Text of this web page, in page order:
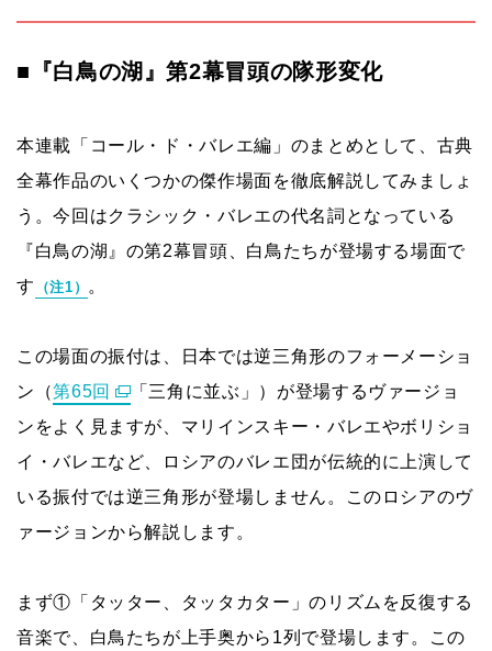
■『白鳥の湖』第2幕冒頭の隊形変化
本連載「コール・ド・バレエ編」のまとめとして、古典
全幕作品のいくつかの傑作場面を徹底解説してみましょ
う。今回はクラシック・バレエの代名詞となっている
『白鳥の湖』の第2幕冒頭、白鳥たちが登場する場面で
す
（注1） 。
この場面の振付は、日本では逆三角形のフォーメーショ
ン（第65回
「三角に並ぶ」）が登場するヴァージョ
ンをよく見ますが、マリインスキー・バレエやボリショ
イ・バレエなど、ロシアのバレエ団が伝統的に上演して
いる振付では逆三角形が登場しません。このロシアのヴ
ァージョンから解説します。
まず①「タッター、タッタカター」のリズムを反復する
音楽で、白鳥たちが上手奥から1列で登場します。この